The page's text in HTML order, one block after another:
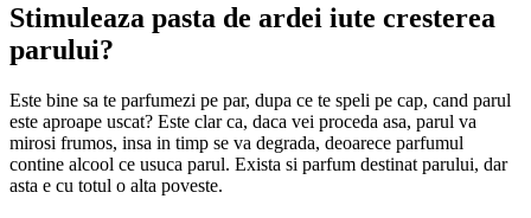
Stimuleaza pasta de ardei iute cresterea
parului?
Este bine sa te parfumezi pe par, dupa ce te speli pe cap, cand parul
este aproape uscat? Este clar ca, daca vei proceda asa, parul va
mirosi frumos, insa in timp se va degrada, deoarece parfumul
contine alcool ce usuca parul. Exista si parfum destinat parului, dar
asta e cu totul o alta poveste.